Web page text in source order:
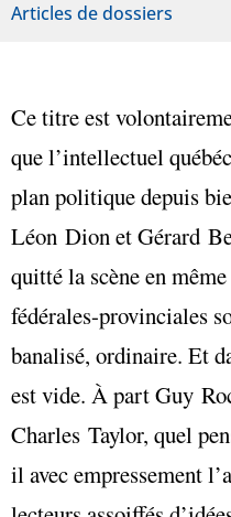
Articles de dossiers
Ce titre est
que l’intellectuel
plan politique depuis
Léon Dion et Gérard
quitté la scène en
fédérales-provinciales
banalisé, ordinaire. Et
est vide. À part Guy
Charles Taylor, quel
il avec empressement